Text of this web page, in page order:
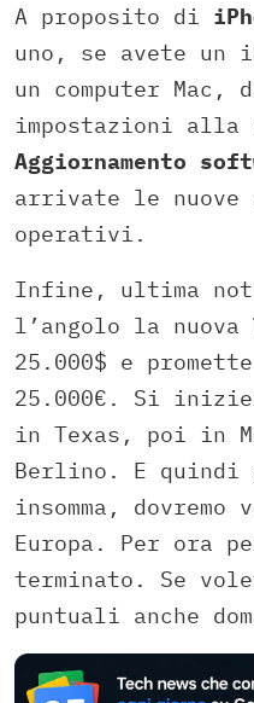
A proposito di
uno, se avete un
un computer
impostazioni alla
Aggiornamento
arrivate le
operativi.
Infine, ultima
l’angolo la nuova
25.000$ e
25.000€. Si
in Texas, poi in
Berlino. E quindi
insomma,
Europa. Per ora
terminato. Se
puntuali anche